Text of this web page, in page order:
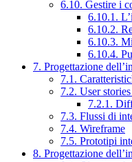
6.10. Gestire i
6.10.1.
6.10.2.
6.10.3.
6.10.4.
7. Progettazione
7.1.
7.2. User
7.2.1.
7.3. Flussi di
7.4. Wireframe
7.5. Prototipi
8. Progettazione